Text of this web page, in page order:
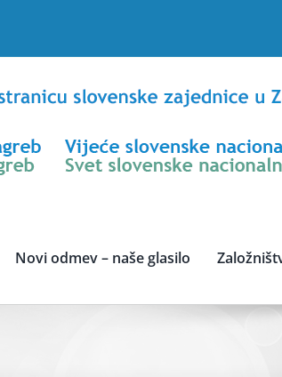
Novi odmev – naše glasilo